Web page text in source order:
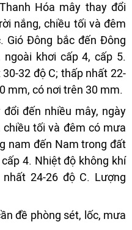
Hóa mây thay đổi
nắng, chiều tối và đêm
Gió Đông bắc đến Đông
khơi cấp 4, cấp 5.
32 độ C; thấp nhất 22-
mm, có nơi trên 30 mm.
đến nhiều mây, ngày
chiều tối và đêm có mưa
nam đến Nam trong đất
4. Nhiệt độ không khí
24-26 độ C. Lượng
đề phòng sét, lốc, mưa